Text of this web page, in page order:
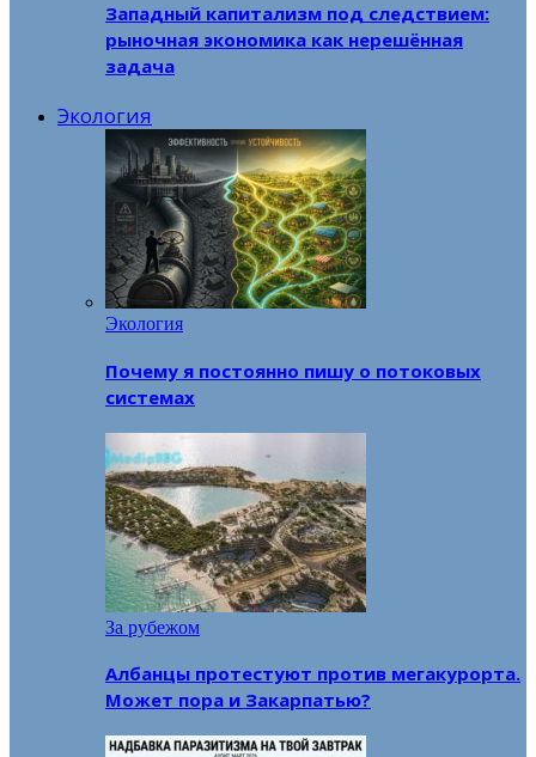
Западный капитализм под следствием:
рыночная экономика как нерешённая
задача
Экология
Экология
Почему я постоянно пишу о потоковых
системах
За рубежом
Албанцы протестуют против мегакурорта.
Может пора и Закарпатью?